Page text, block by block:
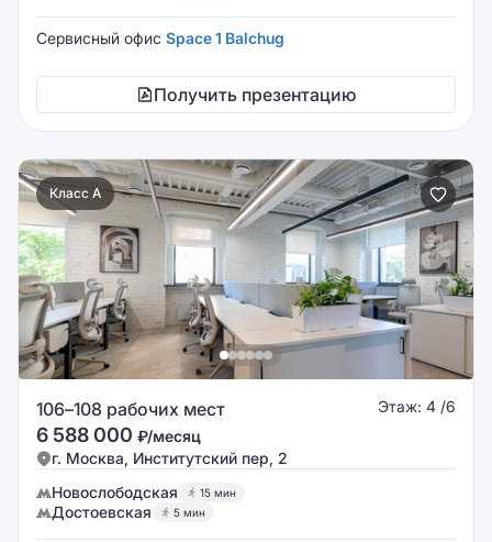
Сервисный офис Space 1 Balchug
Получить презентацию
Класс A
106–108 рабочих мест Этаж: 4 /6
6 588 000 ₽/месяц
г. Москва, Институтский пер, 2
Новослободская
15 мин
Достоевская 5 мин